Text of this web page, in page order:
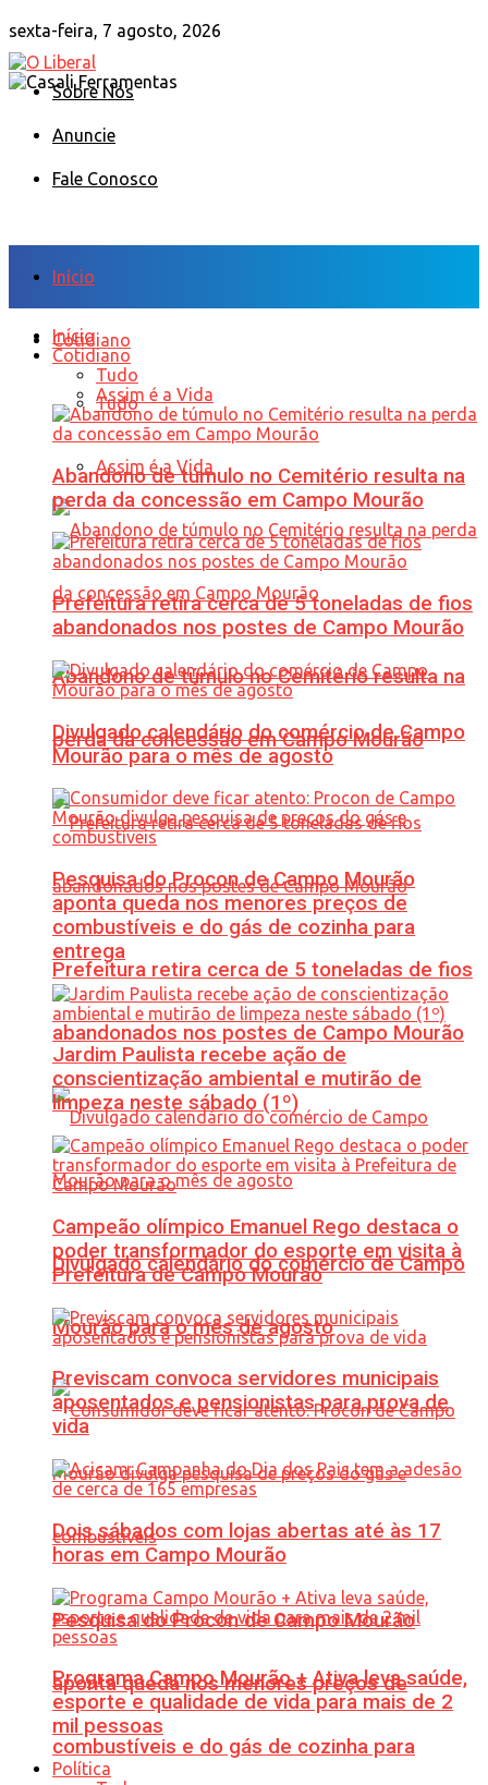
sexta-feira, 7 agosto, 2026
Sobre Nós
Anuncie
Fale Conosco
Início
Cotidiano
Tudo
Assim é a Vida
Abandono de túmulo no Cemitério resulta na
perda da concessão em Campo Mourão
Prefeitura retira cerca de 5 toneladas de fios
abandonados nos postes de Campo Mourão
Divulgado calendário do comércio de Campo
Mourão para o mês de agosto
Pesquisa do Procon de Campo Mourão
aponta queda nos menores preços de
combustíveis e do gás de cozinha para
Início
Cotidiano
Tudo
Assim é a Vida
Abandono de túmulo no Cemitério resulta na
perda da concessão em Campo Mourão
Prefeitura retira cerca de 5 toneladas de fios
abandonados nos postes de Campo Mourão
Divulgado calendário do comércio de Campo
Mourão para o mês de agosto
Pesquisa do Procon de Campo Mourão
aponta queda nos menores preços de
combustíveis e do gás de cozinha para
entrega
Jardim Paulista recebe ação de
conscientização ambiental e mutirão de
limpeza neste sábado (1º)
Campeão olímpico Emanuel Rego destaca o
poder transformador do esporte em visita à
Prefeitura de Campo Mourão
Previscam convoca servidores municipais
aposentados e pensionistas para prova de
vida
Dois sábados com lojas abertas até às 17
horas em Campo Mourão
Programa Campo Mourão + Ativa leva saúde,
esporte e qualidade de vida para mais de 2
mil pessoas
Política